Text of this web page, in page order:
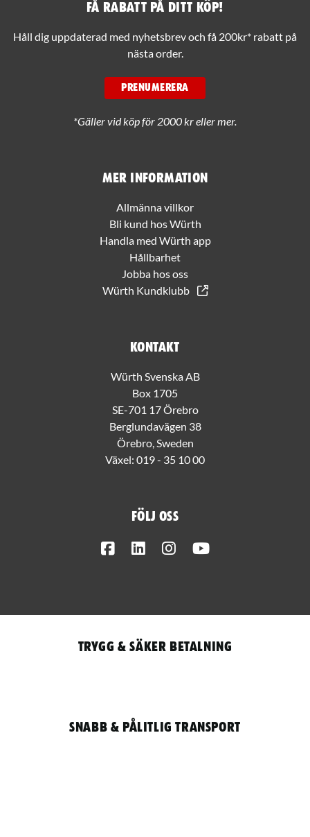
Mer information
Allmänna villkor
Bli kund hos Würth
Handla med Würth app
Hållbarhet
Jobba hos oss
Würth Kundklubb
Kontakt
Würth Svenska AB
Box 1705
SE-701 17 Örebro
Berglundavägen 38
Örebro, Sweden
Växel: 019 - 35 10 00
Följ oss
FacebookLinkedInInstagram
Få rabatt på ditt köp!
Håll dig uppdaterad med nyhetsbrev och få 200kr* rabatt på
nästa order.
PRENUMERERA
*Gäller vid köp för 2000 kr eller mer.
Trygg & säker betalning
Snabb & pålitlig transport